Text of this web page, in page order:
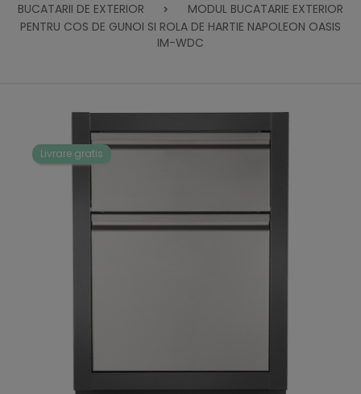
BUCATARII DE EXTERIOR
MODUL BUCATARIE EXTERIOR
PENTRU COS DE GUNOI SI ROLA DE HARTIE NAPOLEON OASIS
IM-WDC
Livrare gratis